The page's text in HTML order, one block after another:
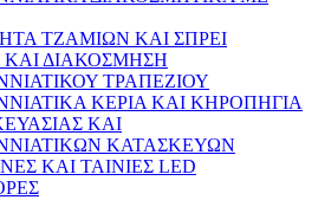
ΤΖΑΜΙΩΝ ΚΑΙ ΣΠΡΕΙ
ΚΑΙ ΔΙΑΚΟΣΜΗΣΗ
ΤΡΑΠΕΖΙΟΥ
ΚΕΡΙΑ ΚΑΙ ΚΗΡΟΠΗΓΙΑ
ΚΑΙ
ΚΑΤΑΣΚΕΥΩΝ
ΚΑΙ ΤΑΙΝΙΕΣ LED